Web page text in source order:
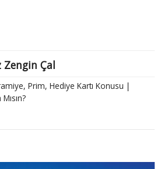
Zengin Çal
Prim, Hediye Kartı Konusu |